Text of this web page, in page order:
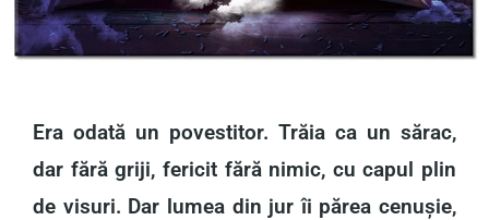
Era odată un povestitor. Trăia ca un sărac,
dar fără griji, fericit fără nimic, cu capul plin
de visuri. Dar lumea din jur îi părea cenușie,